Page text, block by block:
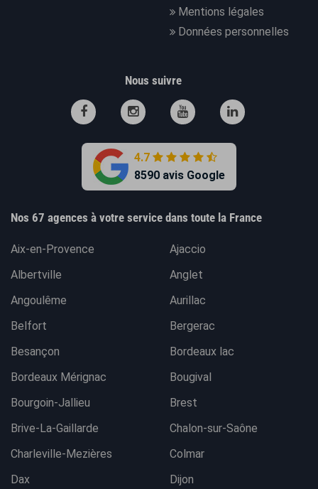
Mentions légales
Données personnelles
Nous suivre
4.7
8590 avis Google
Nos 67 agences à votre service dans toute la France
Aix-en-Provence
Ajaccio
Albertville
Anglet
Angoulême
Aurillac
Belfort
Bergerac
Besançon
Bordeaux lac
Bordeaux Mérignac
Bougival
Bourgoin-Jallieu
Brest
Brive-La-Gaillarde
Chalon-sur-Saône
Charleville-Mezières
Colmar
Dax
Dijon